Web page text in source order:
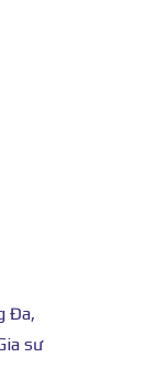
Đa,
sư